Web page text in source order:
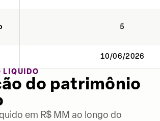
5
10/06/2026
LÍQUIDO
do patrimônio
em R$ MM ao longo do